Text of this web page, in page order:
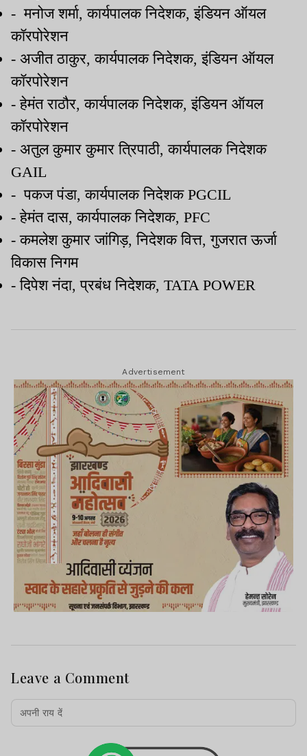
- मनोज शर्मा, कार्यपालक निदेशक, इंडियन ऑयल
कॉरपोरेशन
- अजीत ठाकुर, कार्यपालक निदेशक, इंडियन ऑयल
कॉरपोरेशन
- हेमंत राठौर, कार्यपालक निदेशक, इंडियन ऑयल
कॉरपोरेशन
- अतुल कुमार कुमार त्रिपाठी, कार्यपालक निदेशक
GAIL
- पकज पंडा, कार्यपालक निदेशक PGCIL
- हेमंत दास, कार्यपालक निदेशक, PFC
- कमलेश कुमार जांगिड़, निदेशक वित्त, गुजरात ऊर्जा
विकास निगम
- दिपेश नंदा, प्रबंध निदेशक, TATA POWER
Advertisement
Leave a Comment